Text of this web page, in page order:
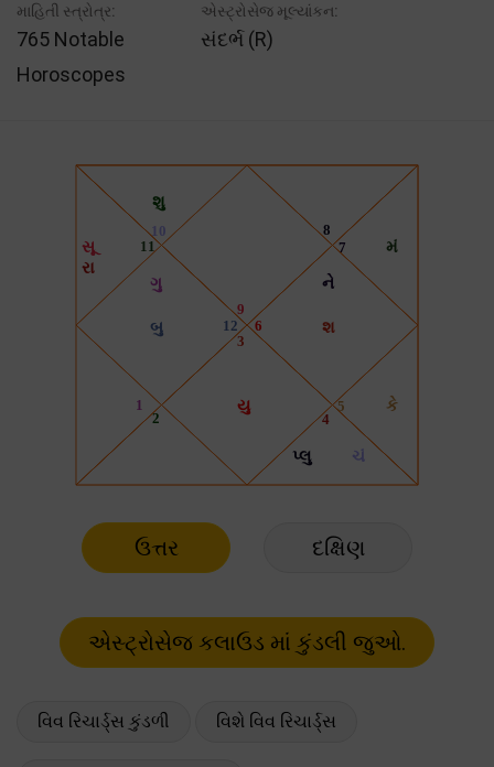
માહિતી સ્ત્રોત્ર:
765 Notable
Horoscopes
એસ્ટ્રોસેજ મૂલ્યાંકન:
સંદર્ભ (R)
ઉત્તર દક્ષિણ
વિવ રિચાર્ડ્સ કુંડળી વિશે વિવ રિચાર્ડ્સ